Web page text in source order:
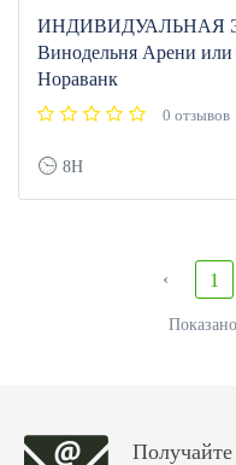
ИНДИВИДУАЛЬНАЯ
Винодельня Арени
Нораванк
0 отзывов
8H
‹ 1